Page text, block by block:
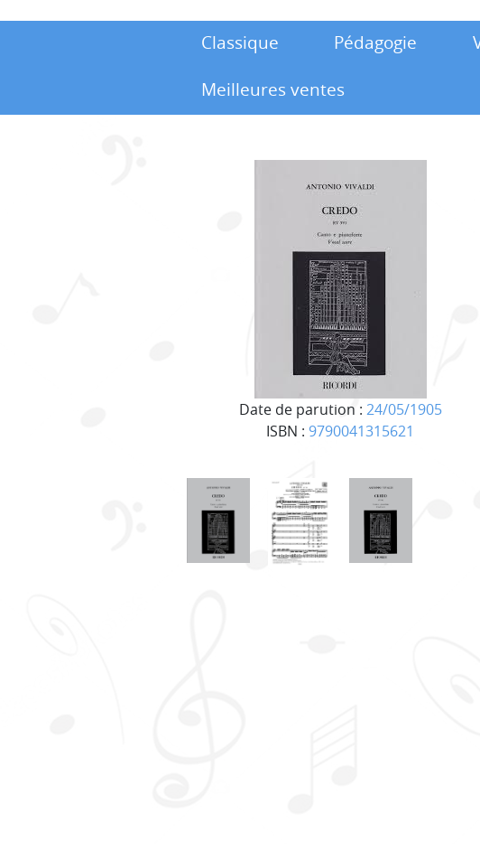
Classique Pédagogie
Meilleures ventes
Date de parution : 24/05/1905
ISBN : 9790041315621